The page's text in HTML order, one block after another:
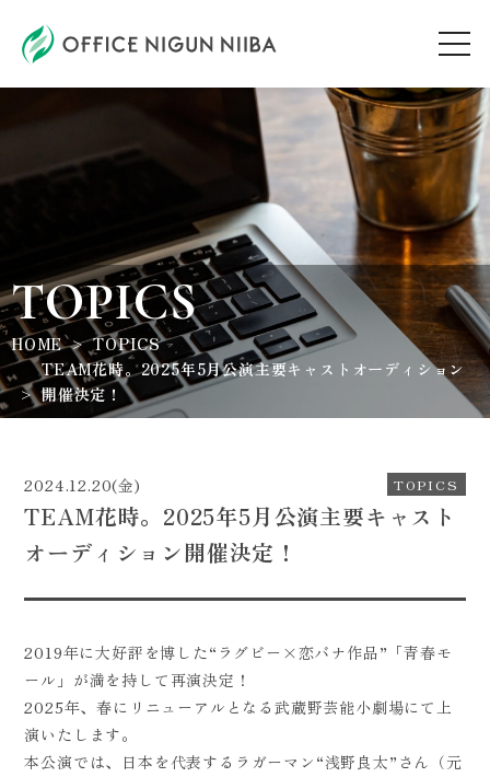
AUDITION
ARTIST
TOPICS
WORKSHOP
CONTACT
TOPICS
HOME
TOPICS
TEAM花時。2025年5月公演主要キャストオーディション
開催決定！
2024.12.20(金) TOPICS
TEAM花時。2025年5月公演主要キャスト
オーディション開催決定！
2019年に大好評を博した“ラグビー×恋バナ作品”「青春モ
ール」が満を持して再演決定！
2025年、春にリニューアルとなる武蔵野芸能小劇場にて上
演いたします。
本公演では、日本を代表するラガーマン“浅野良太”さん（元